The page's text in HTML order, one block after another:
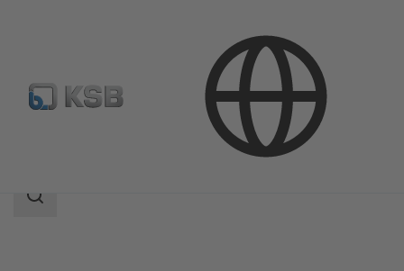
Catálogo de productos Amarex
Área